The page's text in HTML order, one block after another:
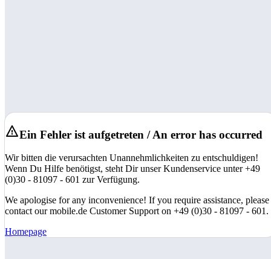
Ein Fehler ist aufgetreten / An error has occurred
Wir bitten die verursachten Unannehmlichkeiten zu entschuldigen!
Wenn Du Hilfe benötigst, steht Dir unser Kundenservice unter +49
(0)30 - 81097 - 601 zur Verfügung.
We apologise for any inconvenience! If you require assistance, please
contact our mobile.de Customer Support on +49 (0)30 - 81097 - 601.
Homepage